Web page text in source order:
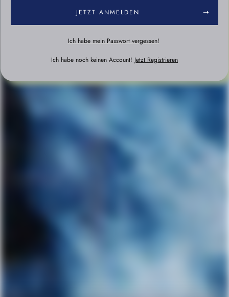
JETZT ANMELDEN
Ich habe mein Passwort vergessen!
Ich habe noch keinen Account! Jetzt Registrieren